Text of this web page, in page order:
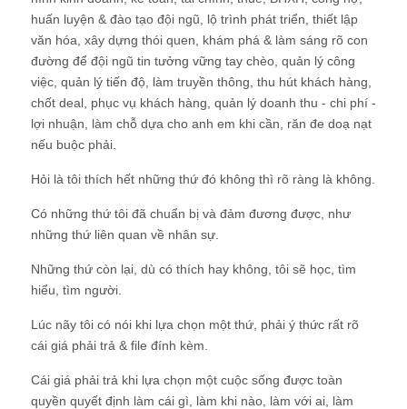
huấn luyện & đào tạo đội ngũ, lộ trình phát triển, thiết lập
văn hóa, xây dựng thói quen, khám phá & làm sáng rõ con
đường để đội ngũ tin tưởng vững tay chèo, quản lý công
việc, quản lý tiến độ, làm truyền thông, thu hút khách hàng,
chốt deal, phục vụ khách hàng, quản lý doanh thu - chi phí -
lợi nhuận, làm chỗ dựa cho anh em khi cần, răn đe doạ nạt
nếu buộc phải.
Hỏi là tôi thích hết những thứ đó không thì rõ ràng là không.
Có những thứ tôi đã chuẩn bị và đảm đương được, như
những thứ liên quan về nhân sự.
Những thứ còn lại, dù có thích hay không, tôi sẽ học, tìm
hiểu, tìm người.
Lúc nãy tôi có nói khi lựa chọn một thứ, phải ý thức rất rõ
cái giá phải trả & file đính kèm.
Cái giá phải trả khi lựa chọn một cuộc sống được toàn
quyền quyết định làm cái gì, làm khi nào, làm với ai, làm